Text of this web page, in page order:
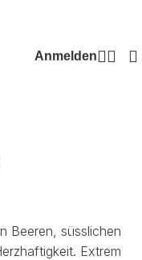
Anmelden
Beeren, süsslichen
Extrem